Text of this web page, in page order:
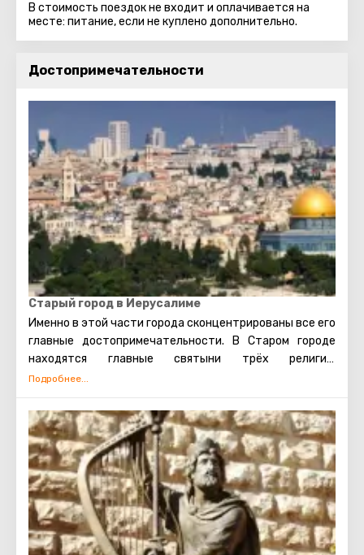
В стоимость поездок не входит и оплачивается на
месте: питание, если не куплено дополнительно.
Достопримечательности
Старый город в Иерусалиме
Именно в этой части города сконцентрированы все его
главные достопримечательности. В Старом городе
находятся главные святыни трёх религий:
мусульманской, иудейской и христианской. Также есть
арабы, христиане и армяне. Несмотря на то, что армяне
также исповедуют христианство, для них проводятся
отдельные службы в храмах, и живут они обособленно.
В армянском квартале практически не бывает
туристических экскурсий. Каждый может увидеть
потрясающие памятники старинной архитектуры,
просто прогулявшись по Старому городу. Башня
Давида, Храм Гроба Господня, сохранившаяся римская